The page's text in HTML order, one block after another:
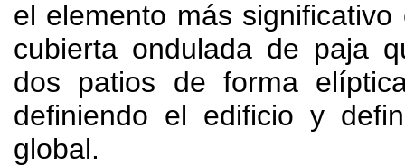
el elemento más
cubierta ondulada de paja
dos patios de forma
definiendo el edificio y
global.